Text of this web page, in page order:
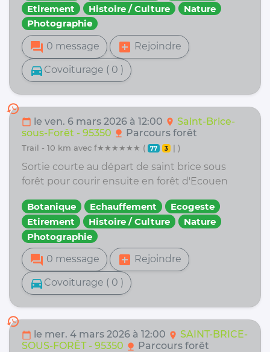
Etirement
Histoire / Culture
Nature
Photographie
forum 0 message add_box Rejoindre
directions_car Covoiturage ( 0 )
history
calendar_today le ven. 6 mars 2026 à 12:00 location_on Saint-Brice-
sous-Forêt - 95350 nature Parcours forêt
trail - 10 km avec f★★★★★★ ( 77 3 | )
Sortie courte au départ de saint brice sous
forêt pour courir ensuite en forêt d'Ecouen
Botanique Echauffement
Ecogeste
Etirement
Histoire / Culture
Nature
Photographie
forum 0 message add_box Rejoindre
directions_car Covoiturage ( 0 )
history
calendar_today le mer. 4 mars 2026 à 12:00 location_on SAINT-BRICE-
SOUS-FORÊT - 95350 nature Parcours forêt